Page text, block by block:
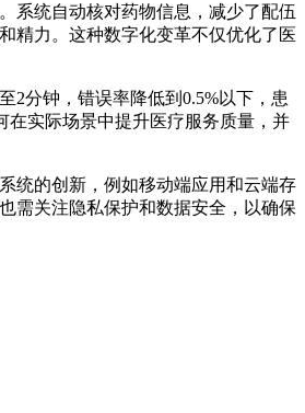
系统自动核对药物信息，减少了配伍
精力。这种数字化变革不仅优化了医
2分钟，错误率降低到0.5%以下，患
在实际场景中提升医疗服务质量，并
统的创新，例如移动端应用和云端存
需关注隐私保护和数据安全，以确保